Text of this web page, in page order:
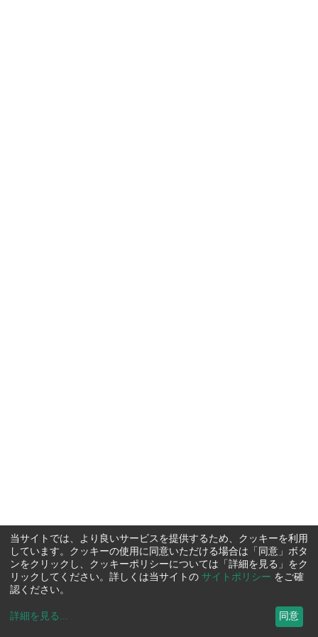
当サイトでは、より良いサービスを提供するため、クッキーを利用
しています。クッキーの使用に同意いただける場合は「同意」ボタ
ンをクリックし、クッキーポリシーについては「詳細を見る」をク
リックしてください。詳しくは当サイトの サイトポリシー をご確
認ください。
詳細を見る ... 同意